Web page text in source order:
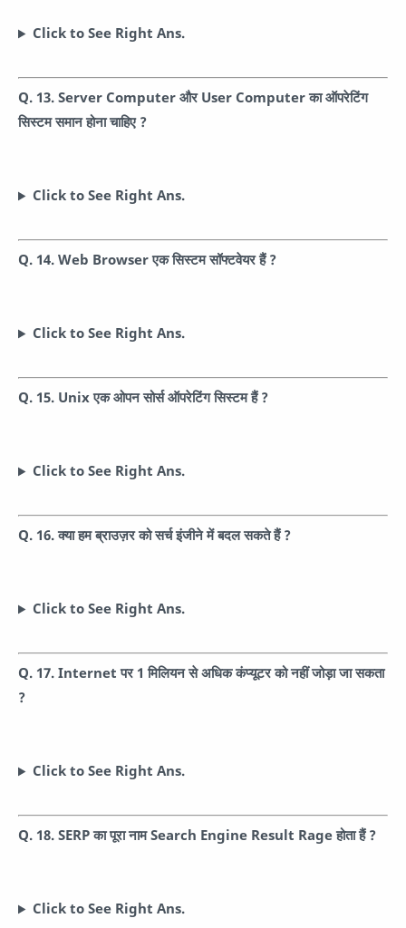
Click to See Right Ans.
Q. 13. Server Computer और User Computer का ऑपरेटिंग
सिस्टम समान होना चाहिए ?
Click to See Right Ans.
Q. 14. Web Browser एक सिस्टम सॉफ्टवेयर हैं ?
Click to See Right Ans.
Q. 15. Unix एक ओपन सोर्स ऑपरेटिंग सिस्टम हैं ?
Click to See Right Ans.
Q. 16. क्या हम ब्राउज़र को सर्च इंजीने में बदल सकते हैं ?
Click to See Right Ans.
Q. 17. Internet पर 1 मिलियन से अधिक कंप्यूटर को नहीं जोड़ा जा सकता
?
Click to See Right Ans.
Q. 18. SERP का पूरा नाम Search Engine Result Rage होता हैं ?
Click to See Right Ans.